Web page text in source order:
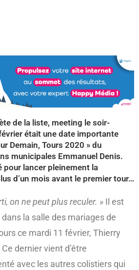
de la liste, meeting le soir-
était une date importante
Demain, Tours 2020 » du
municipales Emmanuel Denis.
pour lancer pleinement la
d’un mois avant le premier tour…
on ne peut plus reculer. » Il est
la salle des mariages de
ce mardi 11 février, Thierry
dernier vient d’être
avec les autres colistiers qui